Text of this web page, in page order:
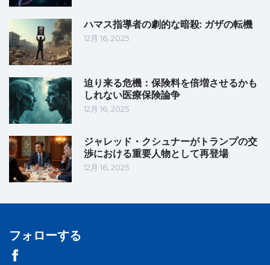
ハマス指導者の劇的な暗殺: ガザの転機
12月 16, 2025
迫り来る危機：保険料を倍増させるかも
しれない医療保険論争
12月 16, 2025
ジャレッド・クシュナーがトランプの交
渉における重要人物として再登場
12月 16, 2025
フォローする